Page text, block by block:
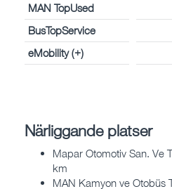
MAN TopUsed
BusTopService
eMobility (+)
Närliggande platser
Mapar Otomotiv San. Ve
km
MAN Kamyon ve Otobüs